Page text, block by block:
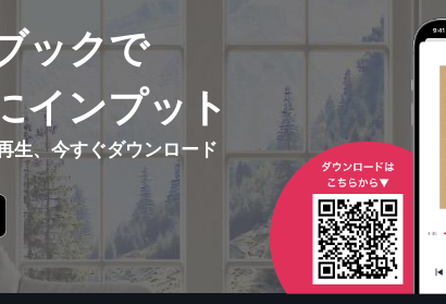
ックで
インプット
生、今すぐダウンロード